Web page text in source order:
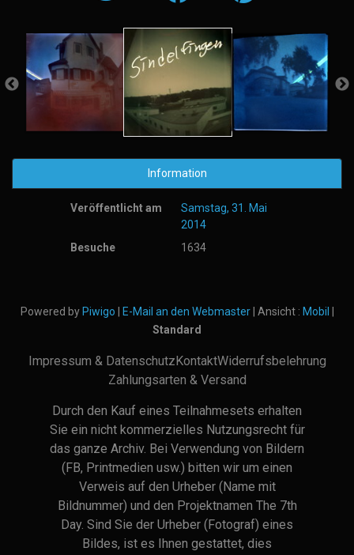
Information
Veröffentlicht am
Samstag, 31. Mai
2014
Besuche
1634
Powered by Piwigo E-Mail an den Webmaster| Ansicht : Mobil
Standard
Impressum & DatenschutzKontaktWiderrufsbelehrung
Zahlungsarten & Versand
Durch den Kauf eines Teilnahmesets erhalten
Sie ein nicht kommerzielles Nutzungsrecht für
das ganze Archiv. Bei Verwendung von Bildern
(FB, Printmedien usw.) bitten wir um einen
Verweis auf den Urheber (Name mit
Bildnummer) und den Projektnamen The 7th
Day. Sind Sie der Urheber (Fotograf) eines
Bildes, ist es Ihnen gestattet, dies